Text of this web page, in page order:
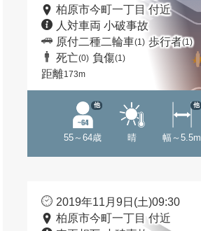
柏原市今町一丁目 付近
人対車両 小破事故
原付二種二輪車(1) 歩行者(1)
死亡(0) 負傷(1)
距離173m
55～64歳
他
晴 幅～5.5m
他
2019年11月9日(土)09:30
柏原市今町一丁目 付近